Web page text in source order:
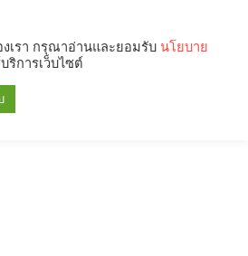
เรา กรุณาอ่านและยอมรับ นโยบาย
ริการเว็บไซต์